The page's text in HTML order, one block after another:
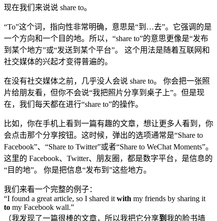
现在我们来说说 share to。
“To”这个词，指向性非常明确，意思是“到…去”。它强调的是
一个方向和一个目的地。所以，“share to”的意思更像是“发布
到某个地方”或“发送到某个平台”。 这个用法是随着互联网和
社交媒体的兴起才变得普遍的。
在没有社交媒体之前，几乎没人会说 share to。 你会把一张照
片给朋友看，但你不会说“我把照片分享到桌子上”。但是现
在，我们每天都在进行“share to”的操作。
比如，你在手机上看到一篇有趣的文章，想让更多人看到，你
会点击那个分享按钮。这时候，弹出的选项通常是“Share to
Facebook”、“Share to Twitter”或者“Share to WeChat Moments”。
这里的 Facebook、Twitter、朋友圈，都是数字平台，是信息的
“目的地”。 你是把信息“发布到”这些地方。
我们来看一个完整的例子：
“I found a great article, so I shared it with my friends by sharing it
to my Facebook wall.”
（我发现了一篇很棒的文章，所以我把它分享到 我的脸书墙